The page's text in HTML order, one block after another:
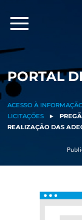
para
conteúdo
PORTAL
ACESSO À
LICITAÇÕES
►
REALIZAÇÃO DAS